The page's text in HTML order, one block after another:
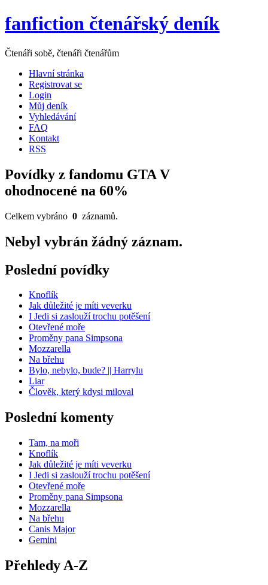
fanfiction čtenářský deník
Čtenáři sobě, čtenáři čtenářům
Hlavní stránka
Registrovat se
Login
Můj deník
Vyhledávání
FAQ
Kontakt
RSS
Povídky z fandomu GTA V
ohodnocené na 60%
Celkem vybráno 0 záznamů.
Nebyl vybrán žádný záznam.
Poslední povídky
Knoflík
Jak důležité je míti veverku
I Jedi si zaslouží trochu potěšení
Otevřené moře
Proměny pana Simpsona
Mozzarella
Na břehu
Bylo, nebylo, bude? || Harrylu
Liar
Člověk, který kdysi miloval
Poslední komenty
Tam, na moři
Knoflík
Jak důležité je míti veverku
I Jedi si zaslouží trochu potěšení
Otevřené moře
Proměny pana Simpsona
Mozzarella
Na břehu
Canis Major
Gemini
Přehledy A-Z